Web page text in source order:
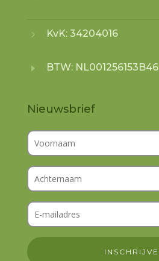
5 KvK: 34204016
E BTW: NL001256153B46
Nieuwsbrief